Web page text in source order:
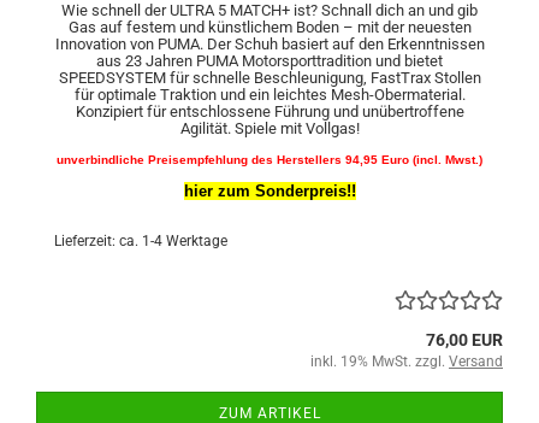
Wie schnell der ULTRA 5 MATCH+ ist? Schnall dich an und gib
Gas auf festem und künstlichem Boden – mit der neuesten
Innovation von PUMA. Der Schuh basiert auf den Erkenntnissen
aus 23 Jahren PUMA Motorsporttradition und bietet
SPEEDSYSTEM für schnelle Beschleunigung, FastTrax Stollen
für optimale Traktion und ein leichtes Mesh-Obermaterial.
Konzipiert für entschlossene Führung und unübertroffene
Agilität. Spiele mit Vollgas!
unverbindliche Preisempfehlung des Herstellers 94,95 Euro (incl. Mwst.)
hier zum Sonderpreis!!
Lieferzeit: ca. 1-4 Werktage
76,00 EUR
inkl. 19% MwSt. zzgl. Versand
ZUM ARTIKEL